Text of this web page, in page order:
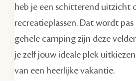
heb je een schitterend uitzicht
recreatieplassen. Dat wordt
gehele camping zijn deze
je zelf jouw ideale plek
van een heerlijke vakantie.